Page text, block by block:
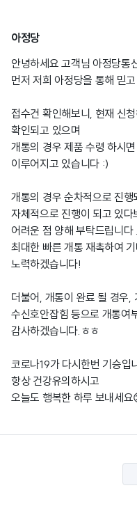
아정당
안녕하세요 고객님 아정당통
먼저 저희 아정당을 통해 믿
접수건 확인해보니, 현재 신
확인되고 있으며
개통의 경우 제품 수령 하시
이루어지고 있습니다 :)
개통의 경우 순차적으로 진
자체적으로 진행이 되고 있다
어려운 점 양해 부탁드립니다
최대한 빠른 개통 재촉하여
노력하겠습니다!
더불어, 개통이 완료 될 경우,
수신호안잡힘 등으로 개통여
감사하겠습니다.ㅎㅎ
코로나19가 다시한번 기승입
항상 건강유의하시고
오늘도 행복한 하루 보내세요